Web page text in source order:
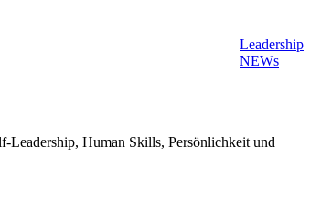
Human Skills, Persönlichkeit und
Leadership
NEWs